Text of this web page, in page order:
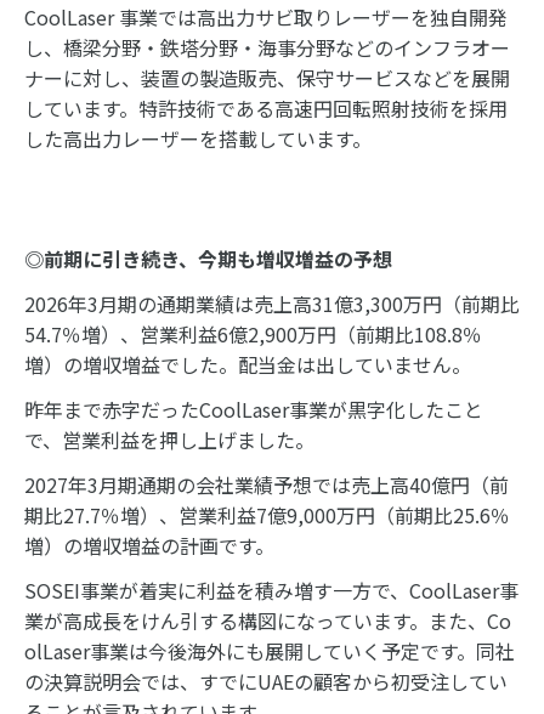
CoolLaser 事業では高出力サビ取りレーザーを独自開発
し、橋梁分野・鉄塔分野・海事分野などのインフラオー
ナーに対し、装置の製造販売、保守サービスなどを展開
しています。特許技術である高速円回転照射技術を採用
した高出力レーザーを搭載しています。
◎前期に引き続き、今期も増収増益の予想
2026年3月期の通期業績は売上高31億3,300万円（前期比
54.7％増）、営業利益6億2,900万円（前期比108.8％
増）の増収増益でした。配当金は出していません。
昨年まで赤字だったCoolLaser事業が黒字化したこと
で、営業利益を押し上げました。
2027年3月期通期の会社業績予想では売上高40億円（前
期比27.7％増）、営業利益7億9,000万円（前期比25.6％
増）の増収増益の計画です。
SOSEI事業が着実に利益を積み増す一方で、CoolLaser事
業が高成長をけん引する構図になっています。また、Co
olLaser事業は今後海外にも展開していく予定です。同社
の決算説明会では、すでにUAEの顧客から初受注してい